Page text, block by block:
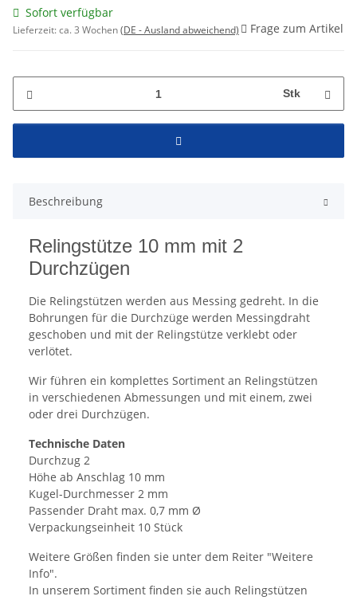
Sofort verfügbar
Lieferzeit:ca. 3 Wochen(DE - Ausland abweichend) Frage zum Artikel
Stk
Beschreibung
Relingstütze 10 mm mit 2
Durchzügen
Die Relingstützen werden aus Messing gedreht. In die
Bohrungen für die Durchzüge werden Messingdraht
geschoben und mit der Relingstütze verklebt oder
verlötet.
Wir führen ein komplettes Sortiment an Relingstützen
in verschiedenen Abmessungen und mit einem, zwei
oder drei Durchzügen.
Technische Daten
Durchzug 2
Höhe ab Anschlag 10 mm
Kugel-Durchmesser 2 mm
Passender Draht max. 0,7 mm Ø
Verpackungseinheit 10 Stück
Weitere Größen finden sie unter dem Reiter "Weitere
Info".
In unserem Sortiment finden sie auch Relingstützen